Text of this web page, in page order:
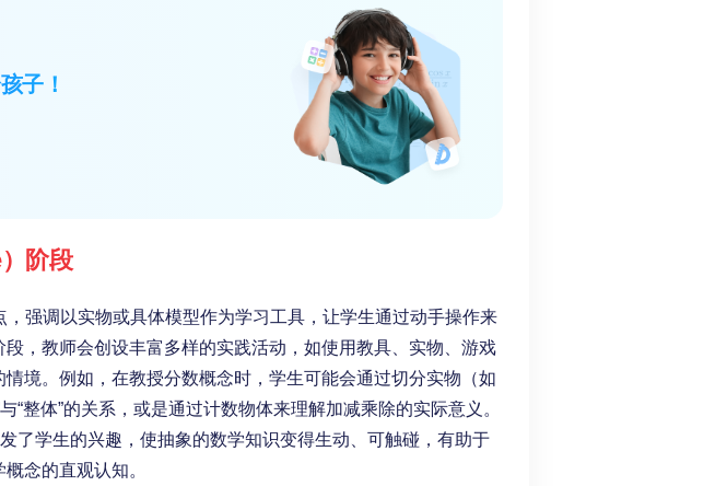
子！
阶段
强调以实物或具体模型作为学习工具，让学生通过动手操作来
，教师会创设丰富多样的实践活动，如使用教具、实物、游戏
境。例如，在教授分数概念时，学生可能会通过切分实物（如
“整体”的关系，或是通过计数物体来理解加减乘除的实际意义。
了学生的兴趣，使抽象的数学知识变得生动、可触碰，有助于
念的直观认知。